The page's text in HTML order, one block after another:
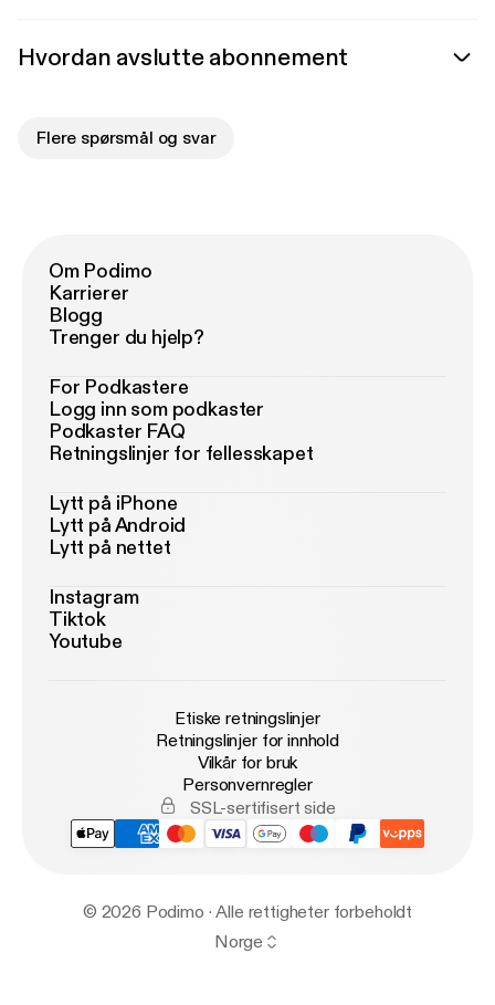
Hvordan avslutte abonnement
Flere spørsmål og svar
Om Podimo
Karrierer
Blogg
Trenger du hjelp?
For Podkastere
Logg inn som podkaster
Podkaster FAQ
Retningslinjer for fellesskapet
Lytt på iPhone
Lytt på Android
Lytt på nettet
Instagram
Tiktok
Youtube
Etiske retningslinjer
Retningslinjer for innhold
Vilkår for bruk
Personvernregler
SSL-sertifisert side
© 2026 Podimo · Alle rettigheter forbeholdt
Norge